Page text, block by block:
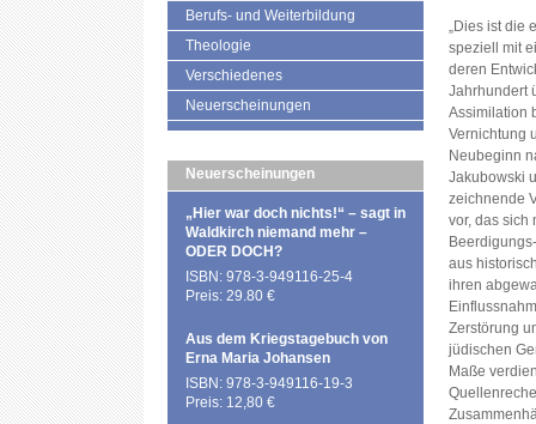
Berufs- und Weiterbildung
Theologie
Verschiedenes
Neuerscheinungen
Neuerscheinungen
„Hier war doch nichts!“ – sagt in
Waldkirch niemand mehr –
ODER DOCH?
ISBN: 978-3-949116-25-4
Preis: 29.80 €
Aus dem Kriegstagebuch von
Erna Maria Johansen
ISBN: 978-3-949116-19-3
Preis: 12,80 €
„Dies ist die
speziell mit
deren
Jahrhundert
Assimilation
Vernichtung
Neubeginn
Jakubowski
zeichnende
vor, das sich
aus
ihren
Zerstörung
jüdischen
Maße